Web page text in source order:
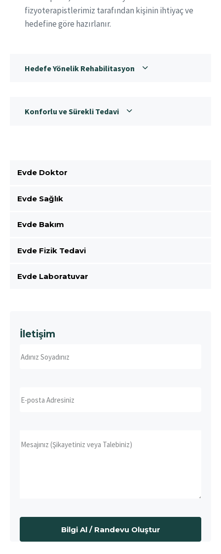
Evde Doktor
Evde Sağlık
Evde Bakım
Evde Fizik Tedavi
Evde Laboratuvar
İletişim
fizyoterapistlerimiz tarafından kişinin ihtiyaç ve
hedefine göre hazırlanır.
Hedefe Yönelik Rehabilitasyon
Konforlu ve Sürekli Tedavi